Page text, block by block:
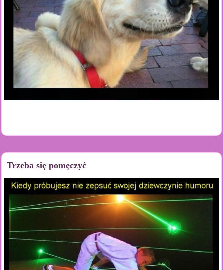
Trzeba się pomęczyć